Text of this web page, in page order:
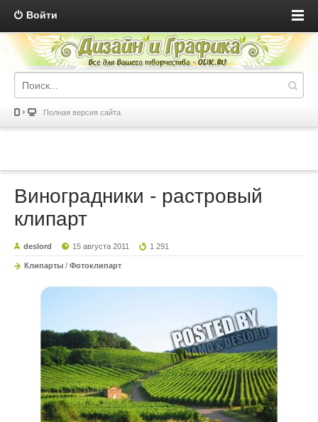
Войти
Полная версия сайта
Виноградники - растровый
клипарт
deslord 15 августа 2011 1 291
Клипарты / Фотоклипарт